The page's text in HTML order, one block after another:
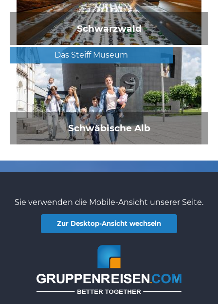
Schwarzwald
Das Steiff Museum
Schwäbische Alb
Sie verwenden die Mobile-Ansicht unserer Seite.
Zur Desktop-Ansicht wechseln